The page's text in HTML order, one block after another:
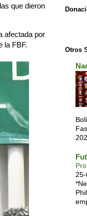
que dieron
afectada por
la FBF.
Otros